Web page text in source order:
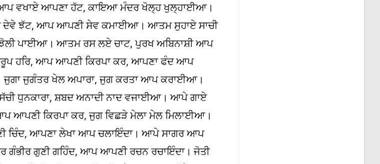
ਵਖਾਏ ਆਪਣਾ ਹੱਟ, ਕਾਇਆ ਮੰਦਰ ਖੋਲ੍ਹ ਖੁਲ੍ਹਾਈਆ।
ਦੇਵੇ ਝੱਟ, ਆਪ ਆਪਣੀ ਸੇਵ ਕਮਾਈਆ। ਆਤਮ ਸੁਹਾਏ ਸਾਚੀ
ਪਾਈਆ। ਆਤਮ ਰਸ ਲਏ ਚਾਟ, ਪੁਰਖ ਅਬਿਨਾਸ਼ੀ ਆਪ
ਹਰਿ, ਆਪ ਆਪਣੀ ਕਿਰਪਾ ਕਰ, ਆਪਣਾ ਫੰਦ ਆਪ
ਜੁਗਾ ਜੁਗੰਤਰ ਖੇਲ ਅਪਾਰਾ, ਜੁਗ ਕਰਤਾ ਆਪ ਕਰਾਈਆ।
ਧੁਨਕਾਰਾ, ਸ਼ਬਦ ਅਨਾਦੀ ਨਾਦ ਵਜਾਈਆ। ਆਪੇ ਗਾਏ
ਆਪਣੀ ਕਿਰਪਾ ਕਰ, ਜੁਗ ਵਿਛੜੇ ਮੇਲਾ ਮੇਲ ਮਿਲਾਈਆ।
ਚਿੰਦ, ਆਪਣਾ ਲੇਖਾ ਆਪ ਚਲਾਇੰਦਾ। ਆਪੇ ਸਾਗਰ ਆਪ
ਗੁਣੀ ਗਹਿੰਦ, ਆਪ ਆਪਣੀ ਰਚਨ ਰਚਾਇੰਦਾ। ਜੋਤੀ